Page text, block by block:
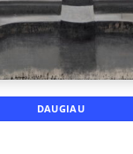
DAUGIAU